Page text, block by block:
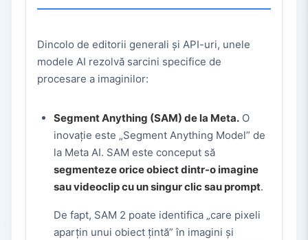
Dincolo de editorii generali și API-uri, unele
modele AI rezolvă sarcini specifice de
procesare a imaginilor:
Segment Anything (SAM) de la Meta. O
inovație este „Segment Anything Model” de
la Meta AI. SAM este conceput să
segmenteze orice obiect dintr-o imagine
sau videoclip cu un singur clic sau prompt.
De fapt, SAM 2 poate identifica „care pixeli
aparțin unui obiect țintă” în imagini și